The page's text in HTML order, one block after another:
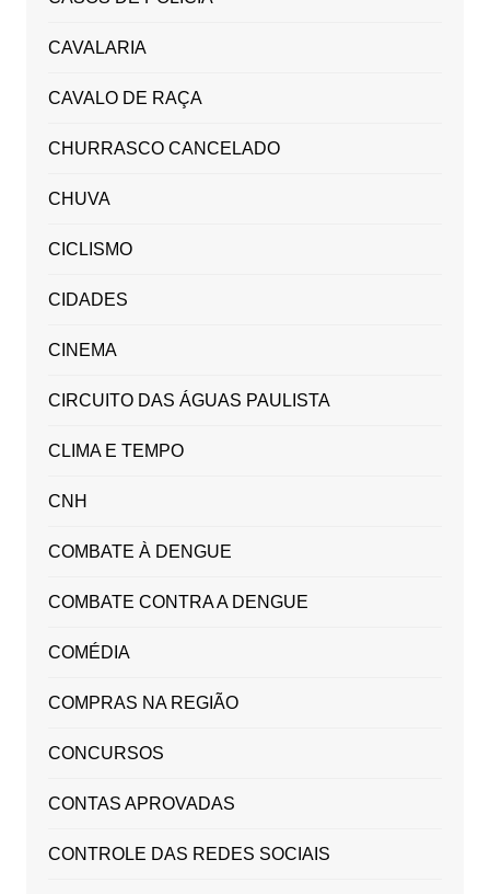
CAVALARIA
CAVALO DE RAÇA
CHURRASCO CANCELADO
CHUVA
CICLISMO
CIDADES
CINEMA
CIRCUITO DAS ÁGUAS PAULISTA
CLIMA E TEMPO
CNH
COMBATE À DENGUE
COMBATE CONTRA A DENGUE
COMÉDIA
COMPRAS NA REGIÃO
CONCURSOS
CONTAS APROVADAS
CONTROLE DAS REDES SOCIAIS